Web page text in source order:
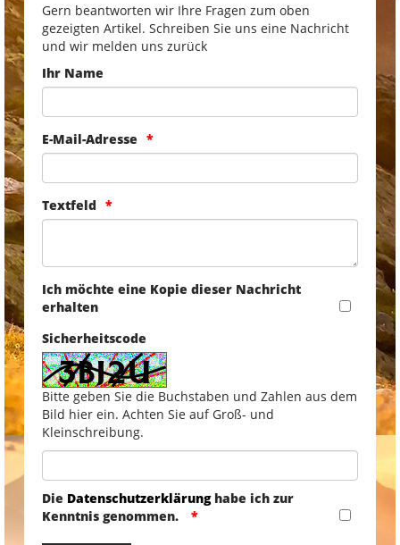
Gern beantworten wir Ihre Fragen zum oben
gezeigten Artikel. Schreiben Sie uns eine Nachricht
und wir melden uns zurück
Ihr Name
E-Mail-Adresse
Textfeld
Ich möchte eine Kopie dieser Nachricht
erhalten
Sicherheitscode
Bitte geben Sie die Buchstaben und Zahlen aus dem
Bild hier ein. Achten Sie auf Groß- und
Kleinschreibung.
Die Datenschutzerklärunghabe ich zur
Kenntnis genommen.